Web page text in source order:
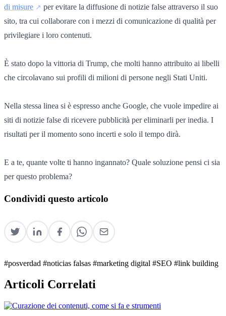
di misure
per evitare la diffusione di notizie false attraverso il suo
sito, tra cui collaborare con i mezzi di comunicazione di qualità per
privilegiare i loro contenuti.
È stato dopo la vittoria di Trump, che molti hanno attribuito ai libelli
che circolavano sui profili di milioni di persone negli Stati Uniti.
Nella stessa linea si è espresso anche Google, che vuole impedire ai
siti di notizie false di ricevere pubblicità per eliminarli per inedia. I
risultati per il momento sono incerti e solo il tempo dirà.
E a te, quante volte ti hanno ingannato? Quale soluzione pensi ci sia
per questo problema?
Condividi questo articolo
#posverdad #noticias falsas #marketing digital #SEO #link building
Articoli Correlati